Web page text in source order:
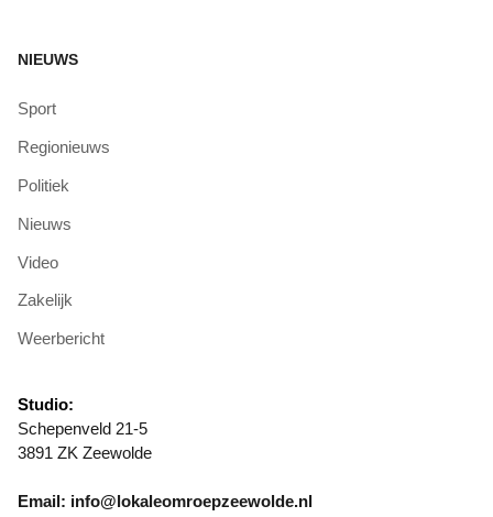
NIEUWS
Sport
Regionieuws
Politiek
Nieuws
Video
Zakelijk
Weerbericht
Studio:
Schepenveld 21-5
3891 ZK Zeewolde
Email: info@lokaleomroepzeewolde.nl